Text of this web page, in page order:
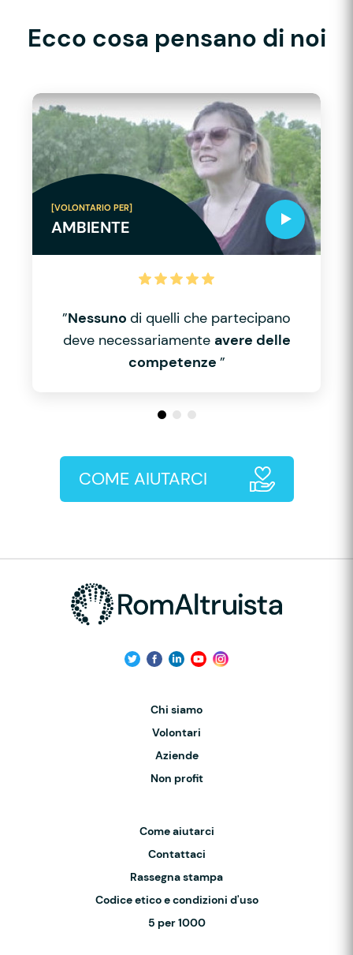
Ecco cosa pensano di noi
[VOLONTARIO PER]
AMBIENTE
”Nessuno di quelli che partecipano
deve necessariamente avere delle
competenze ”
COME AIUTARCI
Chi siamo
Volontari
Aziende
Non profit
Come aiutarci
Contattaci
Rassegna stampa
Codice etico e condizioni d'uso
5 per 1000